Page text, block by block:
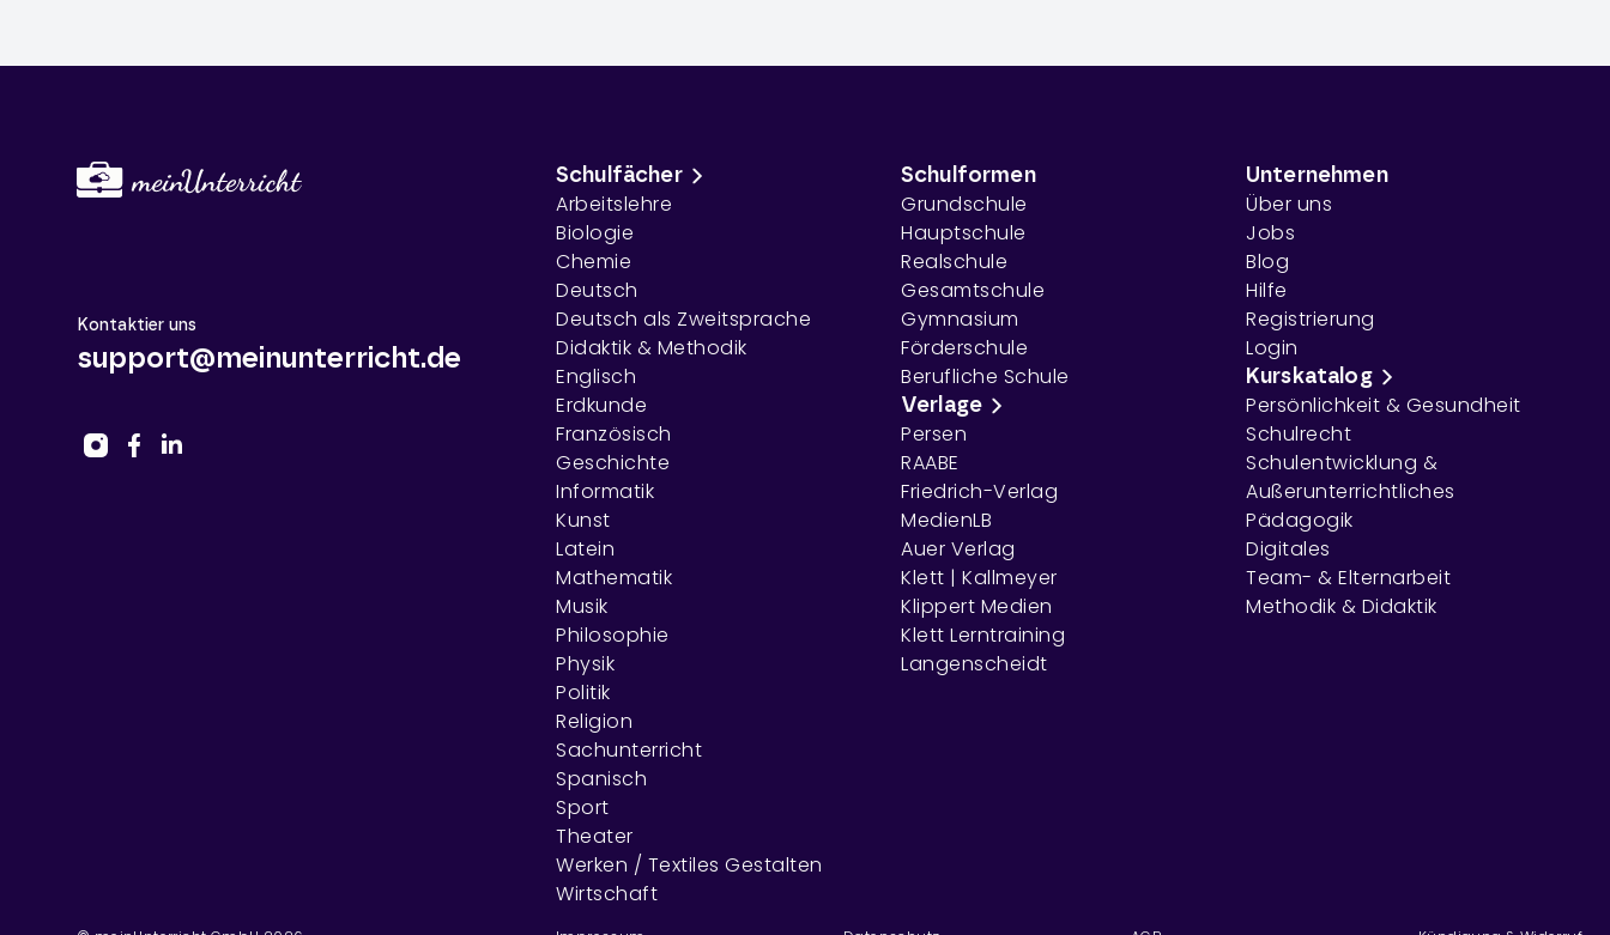
Kontaktier uns
support@meinunterricht.de
Schulfächer
Arbeitslehre
Biologie
Chemie
Deutsch
Deutsch als Zweitsprache
Didaktik & Methodik
Englisch
Erdkunde
Französisch
Geschichte
Informatik
Kunst
Latein
Mathematik
Musik
Philosophie
Physik
Politik
Religion
Sachunterricht
Spanisch
Sport
Theater
Werken / Textiles Gestalten
Wirtschaft
Schulformen
Grundschule
Hauptschule
Realschule
Gesamtschule
Gymnasium
Förderschule
Berufliche Schule
Verlage
Persen
RAABE
Friedrich-Verlag
MedienLB
Auer Verlag
Klett | Kallmeyer
Klippert Medien
Klett Lerntraining
Langenscheidt
Unternehmen
Über uns
Jobs
Blog
Hilfe
Registrierung
Login
Kurskatalog
Persönlichkeit & Gesundheit
Schulrecht
Schulentwicklung &
Außerunterrichtliches
Pädagogik
Digitales
Team- & Elternarbeit
Methodik & Didaktik